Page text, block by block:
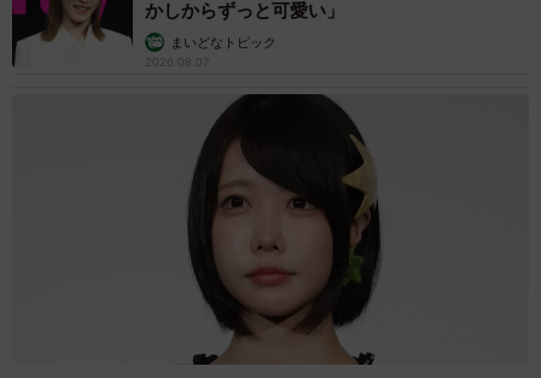
かしからずっと可愛い」
まいどなトピック
2026.08.07